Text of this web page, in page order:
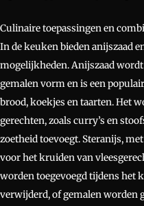
Culinaire toepassingen en
In de keuken bieden anijszaad
mogelijkheden. Anijszaad
gemalen vorm en is een
brood, koekjes en taarten. Het
gerechten, zoals curry’s en
zoetheid toevoegt. Steranijs,
voor het kruiden van
worden toegevoegd tijdens het
verwijderd, of gemalen worden